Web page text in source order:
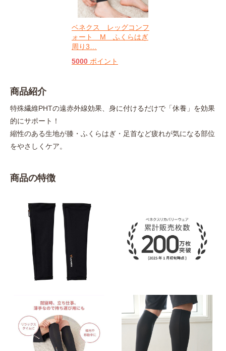
ベネクス レッグコンフ
ォート M ふくらはぎ
周り3
5000 ポイント
商品紹介
特殊繊維PHTの遠赤外線効果、身に付けるだけで「休養」を効果
的にサポート！
縮性のある生地が膝・ふくらはぎ・足首など疲れが気になる部位
をやさしくケア。
商品の特徴